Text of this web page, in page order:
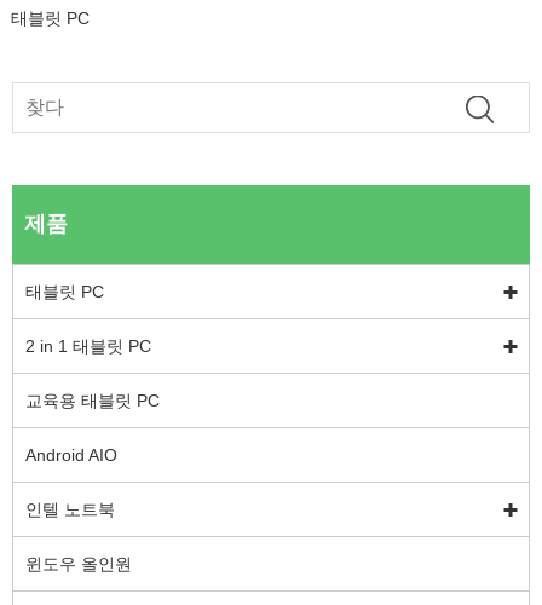
태블릿 PC
제품
태블릿 PC
2 in 1 태블릿 PC
교육용 태블릿 PC
Android AIO
인텔 노트북
윈도우 올인원